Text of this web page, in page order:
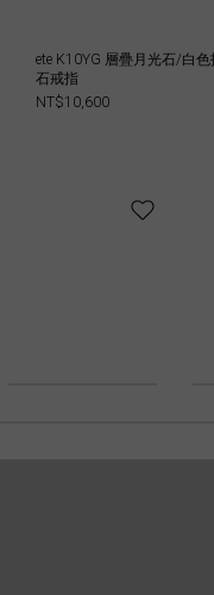
ete K10YG 層疊月光石/白色
石戒指
NT$10,600